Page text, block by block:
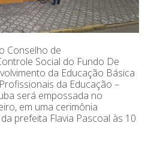
Conselho de
Social do Fundo De
da Educação Básica
da Educação –
será empossada no
em uma cerimônia
prefeita Flavia Pascoal às 10